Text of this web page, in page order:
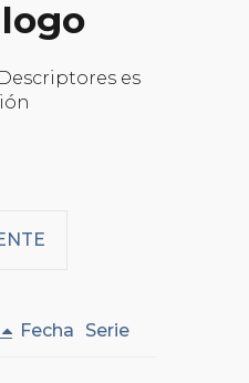
es
Fecha Serie